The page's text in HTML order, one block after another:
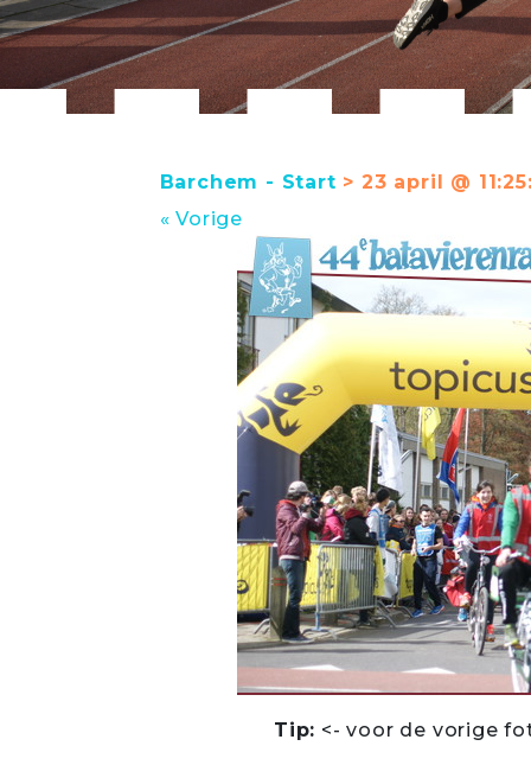
Barchem - Start > 23 april @
« Vorige
Tip: <- voor de vorige